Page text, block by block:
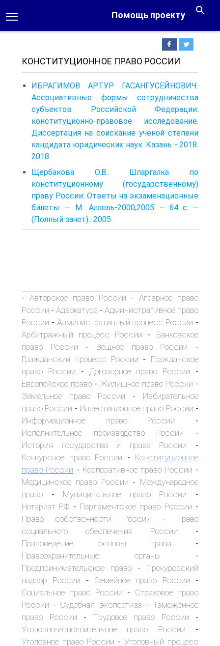
Помощь проекту
КОНСТИТУЦИОННОЕ ПРАВО РОССИИ
ИБРАГИМОВ АРТУР ГАСАНГУСЕЙНОВИЧ.
Ассоциативные формы сотрудничества
субъектов Российской Федерации:
конституционно-правовое исследование.
Диссертация на соискание ученой степени
кандидата юридических наук. Казань - 2018.
2018
Щербакова О.В.. Шпаргалка по
конституционному (государственному)
праву России: Ответы на экзаменационные
билеты. — М.: Аллель-2000,2005. — 64 с. —
(Полный зачет).. 2005
- Авторское право России - Аграрное право
России - Адвокатура - Административное право
России - Административный процесс России -
Арбитражный процесс России - Банковское
право России - Вещное право России -
Гражданский процесс России - Гражданское
право России - Договорное право России -
Европейское право - Жилищное право России -
Земельное право России - Избирательное
право России - Инвестиционное право России -
Информационное право России -
Исполнительное производство России -
История государства и права России -
Конкурсное право России - Конституционное
право России - Корпоративное право России -
Медицинское право России - Международное
право - Муниципальное право России -
Нотариат РФ - Парламентское право России -
Право собственности России - Право
социального обеспечения России -
Правоведение, основы права -
Правоохранительные органы -
Предпринимательское право - Прокурорский
надзор России - Семейное право России -
Социальное право России - Страховое право
России - Судебная экспертиза - Таможенное
право России - Трудовое право России -
Уголовно-исполнительное право России -
Уголовное право России - Уголовный процесс